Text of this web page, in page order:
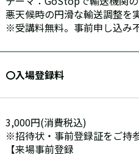
悪天候時の円滑な輸送調整を
※受講料無料。事前申し込み
〇入場登録料
3,000円(消費税込)
※招待状・事前登録証をご持
【来場事前登録